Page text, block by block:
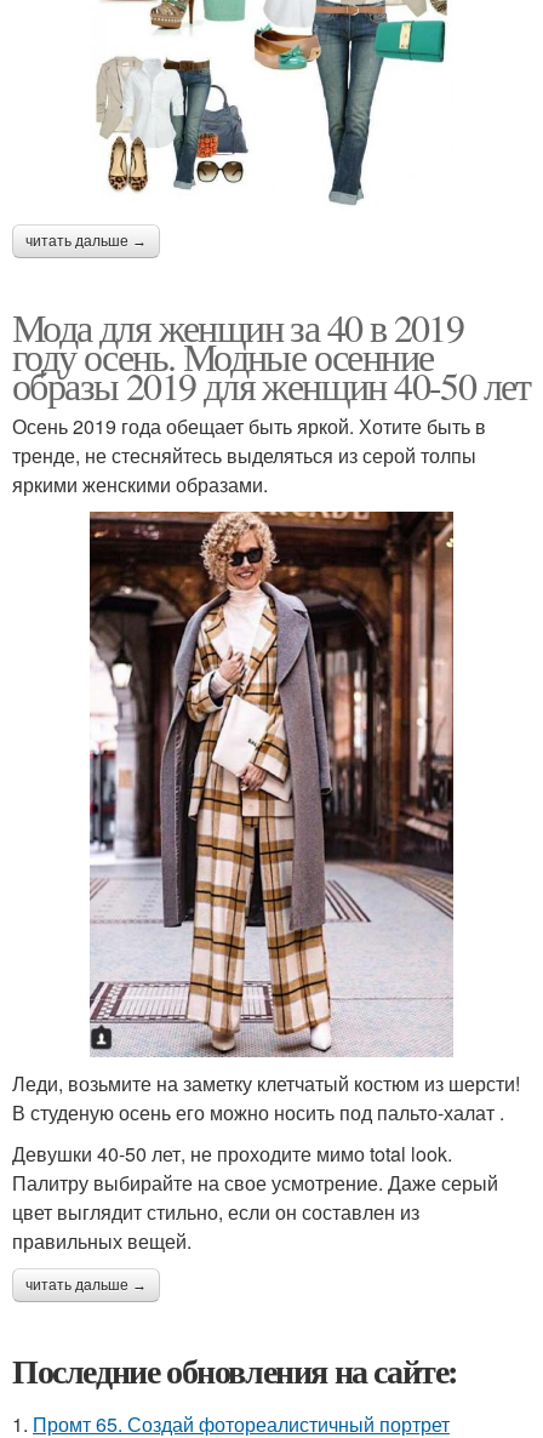
читать дальше →
Мода для женщин за 40 в 2019
году осень. Модные осенние
образы 2019 для женщин 40-50 лет
Осень 2019 года обещает быть яркой. Хотите быть в
тренде, не стесняйтесь выделяться из серой толпы
яркими женскими образами.
Леди, возьмите на заметку клетчатый костюм из шерсти!
В студеную осень его можно носить под пальто-халат .
Девушки 40-50 лет, не проходите мимо total look.
Палитру выбирайте на свое усмотрение. Даже серый
цвет выглядит стильно, если он составлен из
правильных вещей.
читать дальше →
Последние обновления на сайте:
1. Промт 65. Создай фотореалистичный портрет